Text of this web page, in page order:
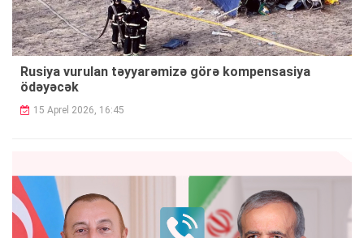
Rusiya vurulan təyyarəmizə görə kompensasiya
ödəyəcək
15 Aprel 2026, 16:45